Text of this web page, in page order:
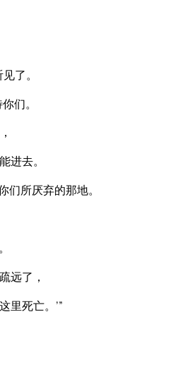
了。
们。
进去。
所厌弃的那地。
远了，
里死亡。’”